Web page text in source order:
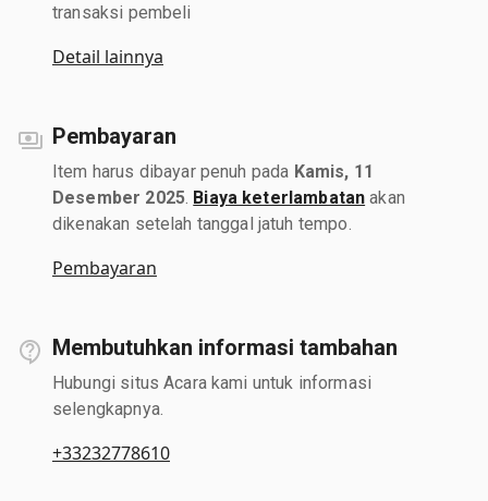
transaksi pembeli
Detail lainnya
Pembayaran
Item harus dibayar penuh pada Kamis, 11
Desember 2025. Biaya keterlambatan akan
dikenakan setelah tanggal jatuh tempo.
Pembayaran
Membutuhkan informasi tambahan
Hubungi situs Acara kami untuk informasi
selengkapnya.
+33232778610